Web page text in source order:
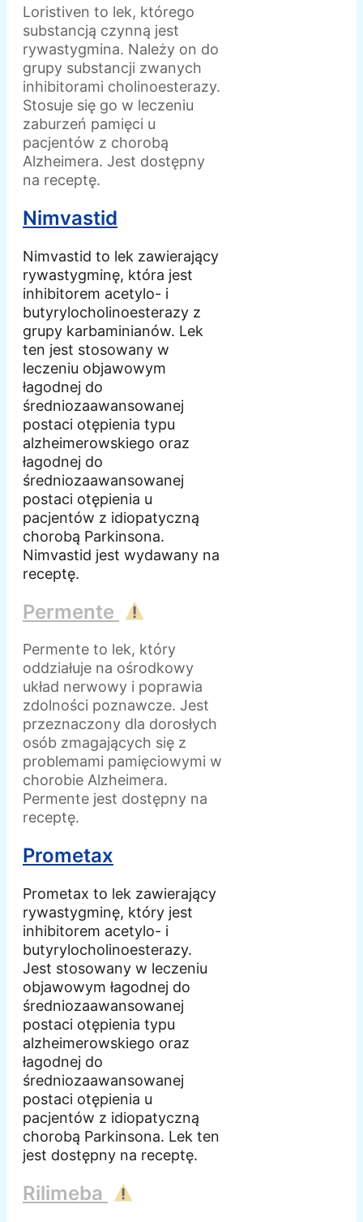
Loristiven to lek, którego
substancją czynną jest
rywastygmina. Należy on do
grupy substancji zwanych
inhibitorami cholinoesterazy.
Stosuje się go w leczeniu
zaburzeń pamięci u
pacjentów z chorobą
Alzheimera. Jest dostępny
na receptę.
Nimvastid
Nimvastid to lek zawierający
rywastygminę, która jest
inhibitorem acetylo- i
butyrylocholinoesterazy z
grupy karbaminianów. Lek
ten jest stosowany w
leczeniu objawowym
łagodnej do
średniozaawansowanej
postaci otępienia typu
alzheimerowskiego oraz
łagodnej do
średniozaawansowanej
postaci otępienia u
pacjentów z idiopatyczną
chorobą Parkinsona.
Nimvastid jest wydawany na
receptę.
Permente
Permente to lek, który
oddziałuje na ośrodkowy
układ nerwowy i poprawia
zdolności poznawcze. Jest
przeznaczony dla dorosłych
osób zmagających się z
problemami pamięciowymi w
chorobie Alzheimera.
Permente jest dostępny na
receptę.
Prometax
Prometax to lek zawierający
rywastygminę, który jest
inhibitorem acetylo- i
butyrylocholinoesterazy.
Jest stosowany w leczeniu
objawowym łagodnej do
średniozaawansowanej
postaci otępienia typu
alzheimerowskiego oraz
łagodnej do
średniozaawansowanej
postaci otępienia u
pacjentów z idiopatyczną
chorobą Parkinsona. Lek ten
jest dostępny na receptę.
Rilimeba